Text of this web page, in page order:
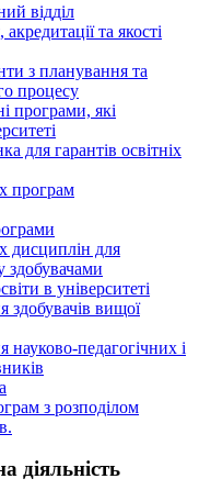
відділ
та якості
з планування та
процесу
програми, які
для гарантів освітніх
програм
дисциплін для
здобувачами
в університеті
вищої
педагогічних і
з розподілoм
діяльність